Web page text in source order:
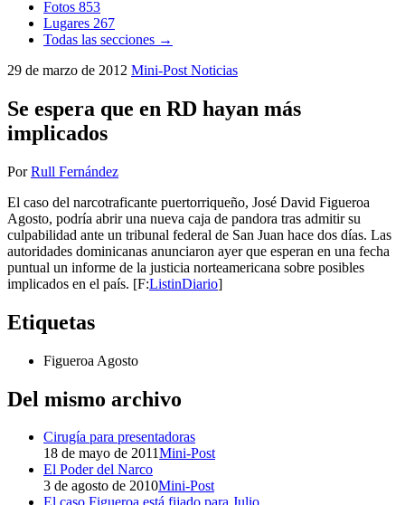
Fotos 853
Lugares 267
Todas las secciones →
29 de marzo de 2012 Mini-Post Noticias
Se espera que en RD hayan más
implicados
PorRull Fernández
El caso del narcotraficante puertorriqueño, José David Figueroa
Agosto, podría abrir una nueva caja de pandora tras admitir su
culpabilidad ante un tribunal federal de San Juan hace dos días. Las
autoridades dominicanas anunciaron ayer que esperan en una fecha
puntual un informe de la justicia norteamericana sobre posibles
implicados en el país. [F:ListinDiario]
Etiquetas
Figueroa Agosto
Del mismo archivo
Cirugía para presentadoras
18 de mayo de 2011Mini-Post
El Poder del Narco
3 de agosto de 2010Mini-Post